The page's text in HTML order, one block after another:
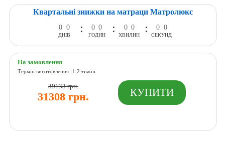
Квартальні знижки на матраци Матролюкс
0 0
ДНІВ
: 0 0
ГОДИН
: 0 0
ХВИЛИН
: 0 0
СЕКУНД
На замовлення
Термін виготовлення: 1-2 тижні
39133 грн.
31308 грн.